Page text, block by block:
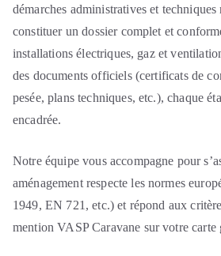
démarches administratives et techniques
constituer un dossier complet et
installations électriques, gaz et
des documents officiels (certificats de
pesée, plans techniques, etc.), chaque
encadrée.
Notre équipe vous accompagne pour
aménagement respecte les normes
1949, EN 721, etc.) et répond aux
mention VASP Caravane sur votre carte